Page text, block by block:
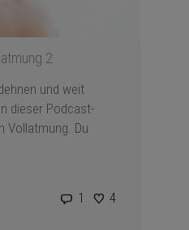
2
und weit
dieser Podcast-
Vollatmung. Du
1 4